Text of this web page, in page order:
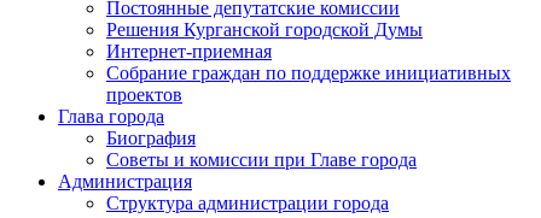
Постоянные депутатские комиссии
Решения Курганской городской Думы
Интернет-приемная
Собрание граждан по поддержке инициативных
проектов
Глава города
Биография
Советы и комиссии при Главе города
Администрация
Структура администрации города